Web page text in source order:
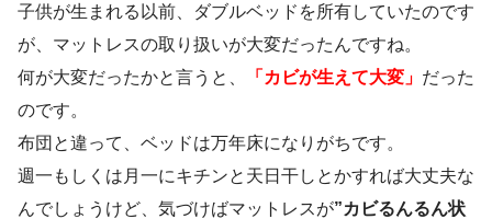
子供が生まれる以前、ダブルベッドを所有していたのです
が、マットレスの取り扱いが大変だったんですね。
何が大変だったかと言うと、
「カビが生えて大変」 だった
のです。
布団と違って、ベッドは万年床になりがちです。
週一もしくは月一にキチンと天日干しとかすれば大丈夫な
んでしょうけど、気づけばマットレスが”カビるんるん状